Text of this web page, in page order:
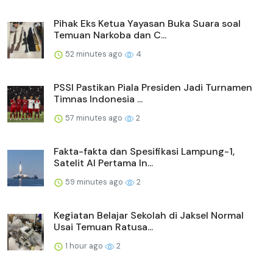
Pihak Eks Ketua Yayasan Buka Suara soal
Temuan Narkoba dan C...
52 minutes ago 4
PSSI Pastikan Piala Presiden Jadi Turnamen
Timnas Indonesia ...
57 minutes ago 2
Fakta-fakta dan Spesifikasi Lampung-1,
Satelit AI Pertama In...
59 minutes ago 2
Kegiatan Belajar Sekolah di Jaksel Normal
Usai Temuan Ratusa...
1 hour ago 2